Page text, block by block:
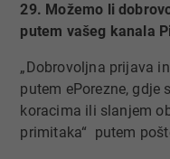
29. Možemo li
putem vašeg kanala
„Dobrovoljna prijava
putem ePorezne, gdje
koracima ili slanjem
primitaka“ putem